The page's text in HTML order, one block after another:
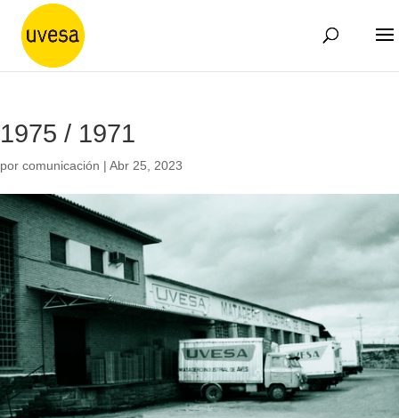
1975 / 1971
por comunicación | Abr 25, 2023